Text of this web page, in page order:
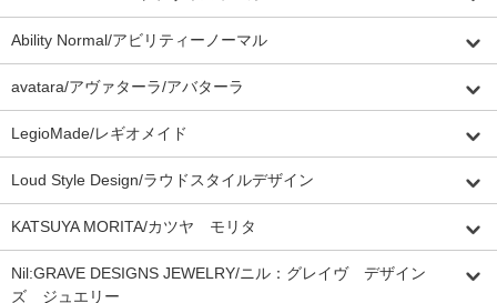
Ability Normal/アビリティーノーマル
avatara/アヴァターラ/アバターラ
LegioMade/レギオメイド
Loud Style Design/ラウドスタイルデザイン
KATSUYA MORITA/カツヤ モリタ
Nil:GRAVE DESIGNS JEWELRY/ニル：グレイヴ デザイン
ズ ジュエリー